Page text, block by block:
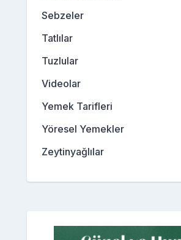
Sebzeler
Tatlılar
Tuzlular
Videolar
Yemek Tarifleri
Yöresel Yemekler
Zeytinyağlılar